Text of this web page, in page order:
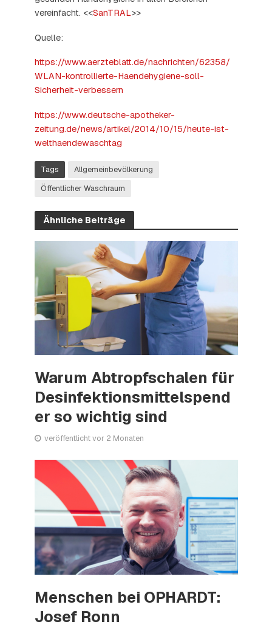
vereinfacht. <<SanTRAL>>
Quelle:
https://www.aerzteblatt.de/nachrichten/62358/
WLAN-kontrollierte-Haendehygiene-soll-
Sicherheit-verbessern
https://www.deutsche-apotheker-
zeitung.de/news/artikel/2014/10/15/heute-ist-
welthaendewaschtag
Tags
Allgemeinbevölkerung
Öffentlicher Waschraum
Ähnliche Beiträge
Warum Abtropfschalen für
Desinfektionsmittelspend
er so wichtig sind
veröffentlicht vor 2 Monaten
Menschen bei OPHARDT:
Josef Ronn